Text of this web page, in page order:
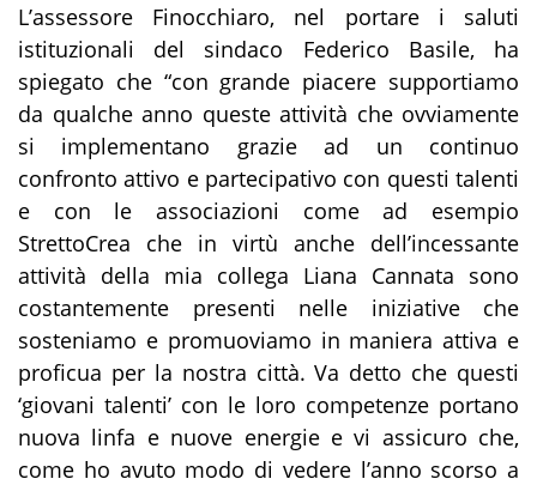
L’assessore Finocchiaro, nel portare i saluti
istituzionali del sindaco Federico Basile, ha
spiegato che “con grande piacere supportiamo
da qualche anno queste attività che ovviamente
si implementano grazie ad un continuo
confronto attivo e partecipativo con questi talenti
e con le associazioni come ad esempio
StrettoCrea che in virtù anche dell’incessante
attività della mia collega Liana Cannata sono
costantemente presenti nelle iniziative che
sosteniamo e promuoviamo in maniera attiva e
proficua per la nostra città. Va detto che questi
‘giovani talenti’ con le loro competenze portano
nuova linfa e nuove energie e vi assicuro che,
come ho avuto modo di vedere l’anno scorso a